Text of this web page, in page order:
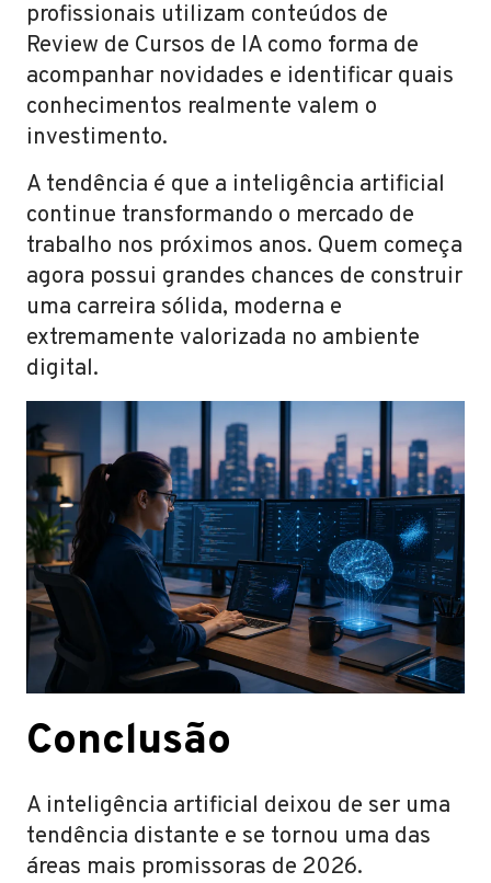
profissionais utilizam conteúdos de
Review de Cursos de IA como forma de
acompanhar novidades e identificar quais
conhecimentos realmente valem o
investimento.
A tendência é que a inteligência artificial
continue transformando o mercado de
trabalho nos próximos anos. Quem começa
agora possui grandes chances de construir
uma carreira sólida, moderna e
extremamente valorizada no ambiente
digital.
Conclusão
A inteligência artificial deixou de ser uma
tendência distante e se tornou uma das
áreas mais promissoras de 2026.